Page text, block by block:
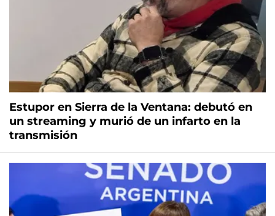
Estupor en Sierra de la Ventana: debutó en
un streaming y murió de un infarto en la
transmisión